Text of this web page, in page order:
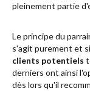
pleinement partie
Le principe du
s'agit purement et
clients potentiels
derniers ont ainsi
dès lors qu'il